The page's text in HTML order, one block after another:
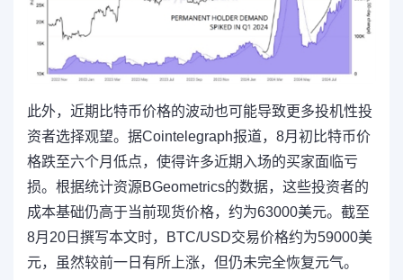
此外，近期比特币价格的波动也可能导致更多投机性投
资者选择观望。据Cointelegraph报道，8月初比特币价
格跌至六个月低点，使得许多近期入场的买家面临亏
损。根据统计资源BGeometrics的数据，这些投资者的
成本基础仍高于当前现货价格，约为63000美元。截至
8月20日撰写本文时，BTC/USD交易价格约为59000美
元，虽然较前一日有所上涨，但仍未完全恢复元气。